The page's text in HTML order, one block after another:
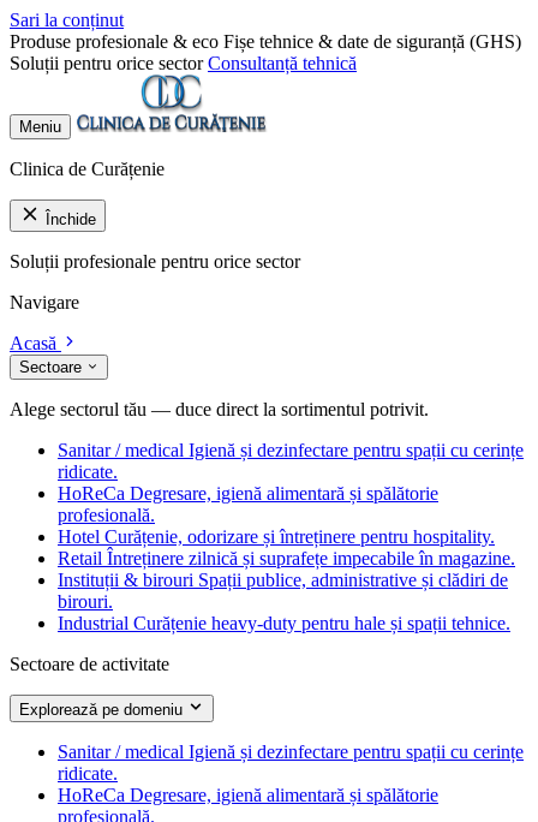
Sari la conținut
Produse profesionale & eco Fișe tehnice & date de siguranță (GHS)
Soluții pentru orice sector Consultanță tehnică
Meniu
Clinica de Curățenie
Închide
Soluții profesionale pentru orice sector
Navigare
Acasă
Sectoare
Alege sectorul tău — duce direct la sortimentul potrivit.
Sanitar / medical Igienă și dezinfectare pentru spații cu cerințe
ridicate.
HoReCa Degresare, igienă alimentară și spălătorie
profesională.
Hotel Curățenie, odorizare și întreținere pentru hospitality.
Retail Întreținere zilnică și suprafețe impecabile în magazine.
Instituții & birouri Spații publice, administrative și clădiri de
birouri.
Industrial Curățenie heavy-duty pentru hale și spații tehnice.
Sectoare de activitate
Explorează pe domeniu
Sanitar / medical Igienă și dezinfectare pentru spații cu cerințe
ridicate.
HoReCa Degresare, igienă alimentară și spălătorie
profesională.